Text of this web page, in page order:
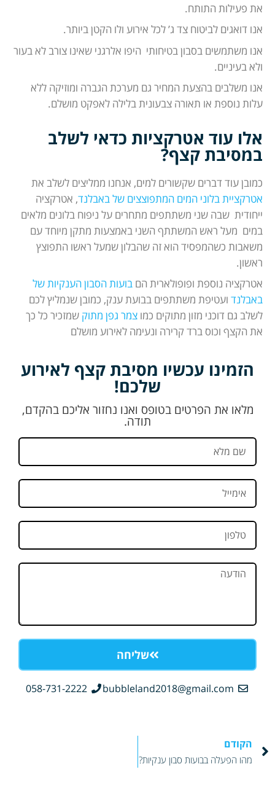
את פעילות התותח.
אנו דואגים לביטוח צד ג’ לכל אירוע ולו הקטן ביותר.
אנו משתמשים בסבון בטיחותי היפו אלרגני שאינו צורב לא בעור
ולא בעיניים.
אנו משלבים בהצעת המחיר גם מערכת הגברה ומוזיקה ללא
עלות נוספת או תאורה צבעונית בלילה לאפקט מושלם.
אלו עוד אטרקציות כדאי לשלב
במסיבת קצף?
כמובן עוד דברים שקשורים למים, אנחנו ממליצים לשלב את
אטרקציית בלוני המים המתפוצצים של באבלנד, אטרקציה
ייחודית שבה שני משתתפים מתחרים על ניפוח בלונים מלאים
במים מעל ראש המשתתף השני באמצעות מתקן מיוחד עם
משאבות כשהמפסיד הוא זה שהבלון שמעל ראשו התפוצץ
ראשון.
אטרקציה נוספת ופופולארית הם בועות הסבון הענקיות של
באבלנד ועטיפת משתתפים בבועת ענק, כמובן שנמליץ לכם
לשלב גם דוכני מזון מתוקים כמו צמר גפן מתוק שמזכיר כל כך
את הקצף וכוס ברד קרירה ונעימה לאירוע מושלם
הזמינו עכשיו מסיבת קצף לאירוע
שלכם!
מלאו את הפרטים בטופס ואנו נחזור אליכם בהקדם,
תודה.
שם
מלא
אימייל
טלפון
הודעה
שליחה
bubbleland2018@gmail.com
058-731-2222
Prev
הקודם
מהו הפעלה בבועות סבון ענקיות?